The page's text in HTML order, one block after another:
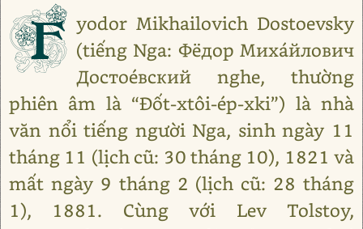
F yodor Mikhailovich Dostoevsky
(tiếng Nga: Фёдор Миха́йлович
Достое́вский nghe, thường
phiên âm là “Đốt-xtôi-ép-xki”) là nhà
văn nổi tiếng người Nga, sinh ngày 11
tháng 11 (lịch cũ: 30 tháng 10), 1821 và
mất ngày 9 tháng 2 (lịch cũ: 28 tháng
1), 1881. Cùng với Lev Tolstoy,